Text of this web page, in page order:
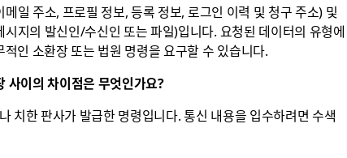
일 주소, 프로필 정보, 등록 정보, 로그인 이력 및 청구 주소) 및
지의 발신인/수신인 또는 파일)입니다. 요청된 데이터의 유형에
인 소환장 또는 법원 명령을 요구할 수 있습니다.
사이의 차이점은 무엇인가요?
치한 판사가 발급한 명령입니다. 통신 내용을 입수하려면 수색